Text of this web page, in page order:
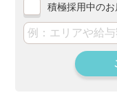
積極採用中のお